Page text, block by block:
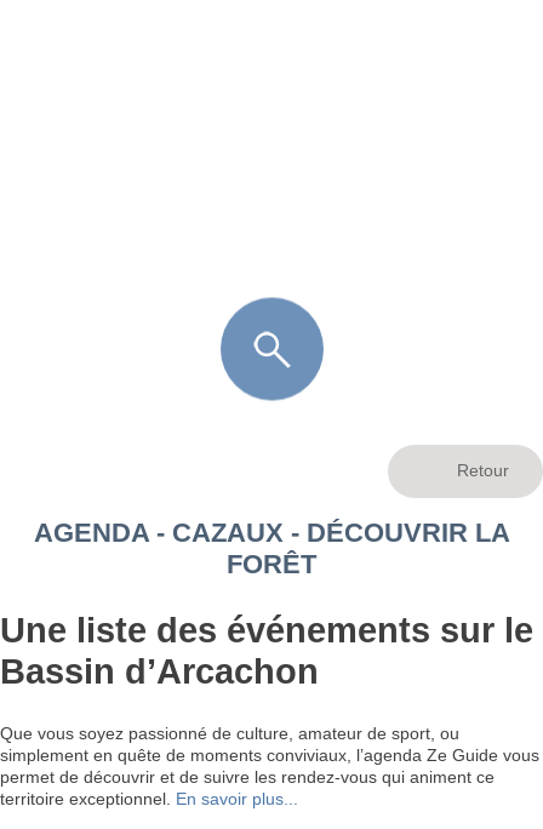
AGENDA - CAZAUX - DÉCOUVRIR LA
FORÊT
Une liste des événements sur le
Bassin d’Arcachon
Que vous soyez passionné de culture, amateur de sport, ou
simplement en quête de moments conviviaux, l’agenda Ze Guide vous
permet de découvrir et de suivre les rendez-vous qui animent ce
territoire exceptionnel. En savoir plus...